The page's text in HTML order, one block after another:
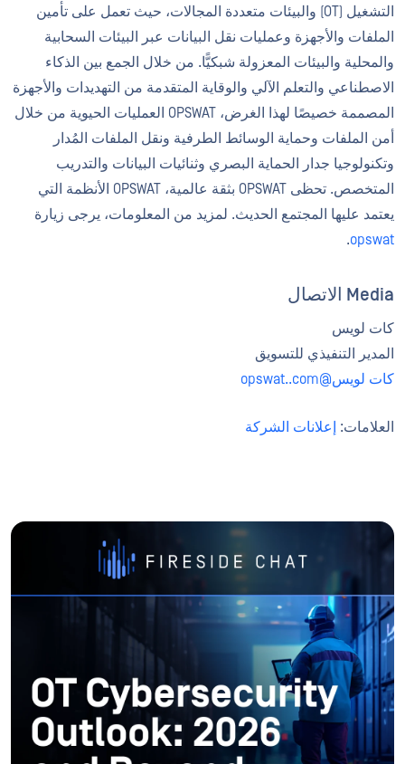
التشغيل (OT) والبيئات متعددة المجالات، حيث تعمل على تأمين
الملفات والأجهزة وعمليات نقل البيانات عبر البيئات السحابية
والمحلية والبيئات المعزولة شبكيًّا. من خلال الجمع بين الذكاء
الاصطناعي والتعلم الآلي والوقاية المتقدمة من التهديدات والأجهزة
المصممة خصيصًا لهذا الغرض، OPSWAT العمليات الحيوية من خلال
أمن الملفات وحماية الوسائط الطرفية ونقل الملفات المُدار
وتكنولوجيا جدار الحماية البصري وثنائيات البيانات والتدريب
المتخصص. تحظى OPSWAT بثقة عالمية، OPSWAT الأنظمة التي
يعتمد عليها المجتمع الحديث. لمزيد من المعلومات، يرجى زيارة
opswat
.
Media الاتصال
كات لويس
المدير التنفيذي للتسويق
كات لويس@opswat..com
العلامات: إعلانات الشركة